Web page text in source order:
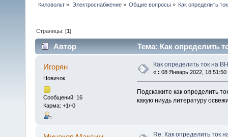
Киловольт » Электроснабжение» Общие вопросы» Как определить
Страницы: [1]
Автор Тема: Как определить
Игорян
Новичок
Сообщений: 16
Карма: +1/-0
Как определить ток на
« : 08 Январь 2022, 18:51:50
Подскажите как определить
какую ниудь литературу
Re: Как определить ток